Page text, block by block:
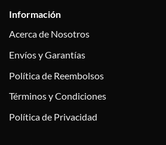
Información
Acerca de Nosotros
Envíos y Garantías
Política de Reembolsos
Términos y Condiciones
Política de Privacidad